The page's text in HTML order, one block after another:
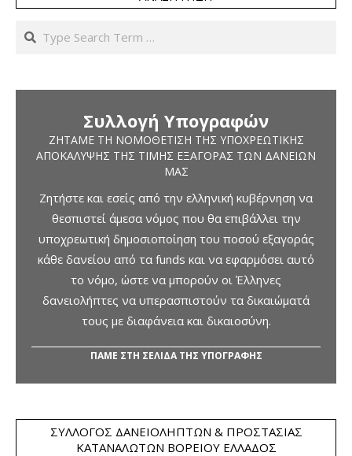
Search
Συλλογή Υπογραφών
ΖΗΤΆΜΕ ΤΗ ΝΟΜΟΘΈΤΙΣΗ ΤΗΣ ΥΠΟΧΡΕΩΤΙΚΉΣ
ΑΠΟΚΆΛΥΨΗΣ ΤΗΣ ΤΙΜΉΣ ΕΞΑΓΟΡΆΣ ΤΩΝ ΔΑΝΕΊΩΝ
ΜΑΣ
Ζητήστε και εσείς από την ελληνική κυβέρνηση να
θεσπιστεί άμεσα νόμος που θα επιβάλλει την
υποχρεωτική δημοσιοποίηση του ποσού εξαγοράς
κάθε δανείου από τα funds και να εφαρμόσει αυτό
το νόμο, ώστε να μπορούν οι Έλληνες
δανειολήπτες να υπερασπιστούν τα δικαιώματά
τους με διαφάνεια και δικαιοσύνη.
ΠΑΜΕ ΣΤΗ ΣΕΛΙΔΑ ΤΗΣ ΥΠΟΓΡΑΦΗΣ
ΣΎΛΛΟΓΟΣ ΔΑΝΕΙΟΛΗΠΤΏΝ & ΠΡΟΣΤΑΣΊΑΣ
ΚΑΤΑΝΑΛΩΤΏΝ ΒΟΡΕΊΟΥ ΕΛΛΆΔΟΣ